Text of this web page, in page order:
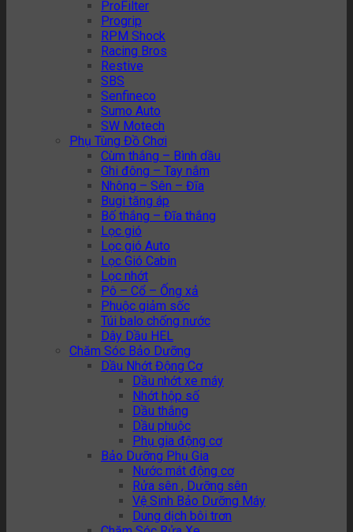
ProFilter
Progrip
RPM Shock
Racing Bros
Restive
SBS
Senfineco
Sumo Auto
SW Motech
Phụ Tùng Đồ Chơi
Cùm thắng – Bình dầu
Ghi đông – Tay nắm
Nhông – Sên – Đĩa
Bugi tăng áp
Bố thắng – Đĩa thắng
Lọc gió
Lọc gió Auto
Lọc Gió Cabin
Lọc nhớt
Pô – Cổ – Ống xả
Phuộc giảm sốc
Túi balo chống nước
Dây Dầu HEL
Chăm Sóc Bảo Dưỡng
Dầu Nhớt Động Cơ
Dầu nhớt xe máy
Nhớt hộp số
Dầu thắng
Dầu phuộc
Phụ gia động cơ
Bảo Dưỡng Phụ Gia
Nước mát động cơ
Rửa sên , Dưỡng sên
Vệ Sinh Bảo Dưỡng Máy
Dung dịch bôi trơn